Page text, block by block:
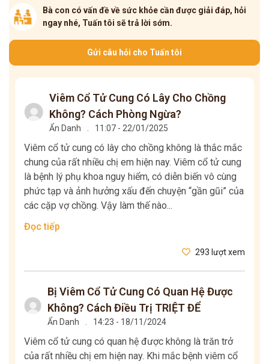
Bà con có vấn đề về sức khỏe cần được giải đáp, hỏi
ngay nhé, Tuấn tôi sẽ trả lời sớm.
Gửi câu hỏi cho Tuấn tôi
Viêm Cổ Tử Cung Có Lây Cho Chồng
Không? Cách Phòng Ngừa?
Ẩn Danh 11:07 - 22/01/2025
Viêm cổ tử cung có lây cho chồng không là thắc mắc
chung của rất nhiều chị em hiện nay. Viêm cổ tử cung
là bệnh lý phụ khoa nguy hiểm, có diễn biến vô cùng
phức tạp và ảnh hưởng xấu đến chuyện “gần gũi” của
các cặp vợ chồng. Vậy làm thế nào...
Đọc tiếp
293 lượt xem
Bị Viêm Cổ Tử Cung Có Quan Hệ Được
Không? Cách Điều Trị TRIỆT ĐỂ
Ẩn Danh 14:23 - 18/11/2024
Viêm cổ tử cung có quan hệ được không là trăn trở
của rất nhiều chị em hiện nay. Khi mắc bệnh viêm cổ